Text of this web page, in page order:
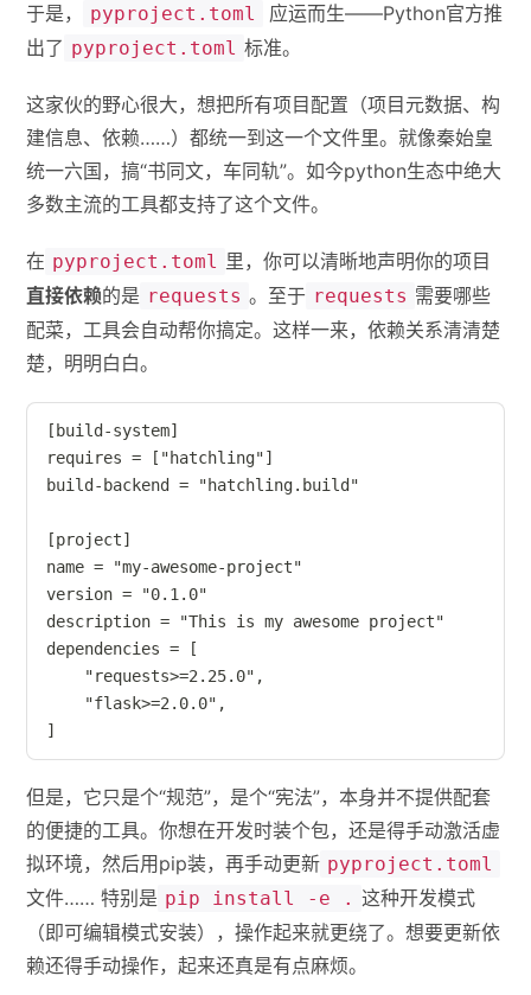
于是， pyproject.toml
应运而生——Python官方推
出了 pyproject.toml 标准。
这家伙的野心很大，想把所有项目配置（项目元数据、构
建信息、依赖……）都统一到这一个文件里。就像秦始皇
统一六国，搞“书同文，车同轨”。如今python生态中绝大
多数主流的工具都支持了这个文件。
在 pyproject.toml
里，你可以清晰地声明你的项目
直接依赖的是 requests 。至于 requests 需要哪些
配菜，工具会自动帮你搞定。这样一来，依赖关系清清楚
楚，明明白白。
[build-system]
requires = ["hatchling"]
build-backend = "hatchling.build"
[project]
name = "my-awesome-project"
version = "0.1.0"
description = "This is my awesome project"
dependencies = [
]
但是，它只是个“规范”，是个“宪法”，本身并不提供配套
的便捷的工具。你想在开发时装个包，还是得手动激活虚
拟环境，然后用pip装，再手动更新 pyproject.toml
文件…… 特别是 pip install -e . 这种开发模式
（即可编辑模式安装），操作起来就更绕了。想要更新依
赖还得手动操作，起来还真是有点麻烦。